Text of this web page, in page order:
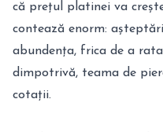
că prețul platinei va
contează enorm:
abundența, frica de a
dimpotrivă, teama de
cotații.